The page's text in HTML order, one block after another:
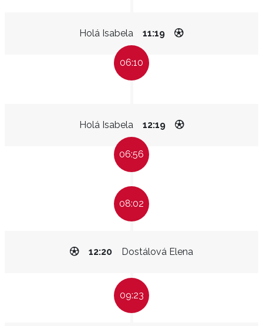
Holá Isabela 11:19
06:10
Holá Isabela 12:19
06:56
08:02
Dostálová Elena
12:20
09:23